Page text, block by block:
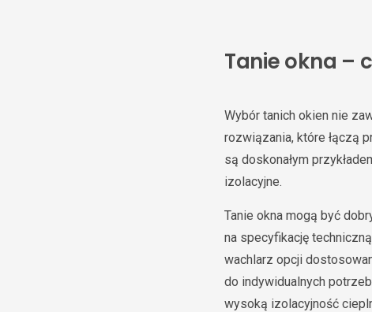
Tanie okna –
Wybór tanich okien nie
rozwiązania, które łączą
są doskonałym
izolacyjne.
Tanie okna mogą być
na specyfikację
wachlarz opcji
do indywidualnych
wysoką izolacyjność